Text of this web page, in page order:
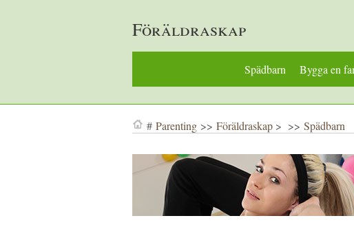
Föräldraskap
Spädbarn
Bygga en
# Parenting >> Föräldraskap > >> Spädbarn